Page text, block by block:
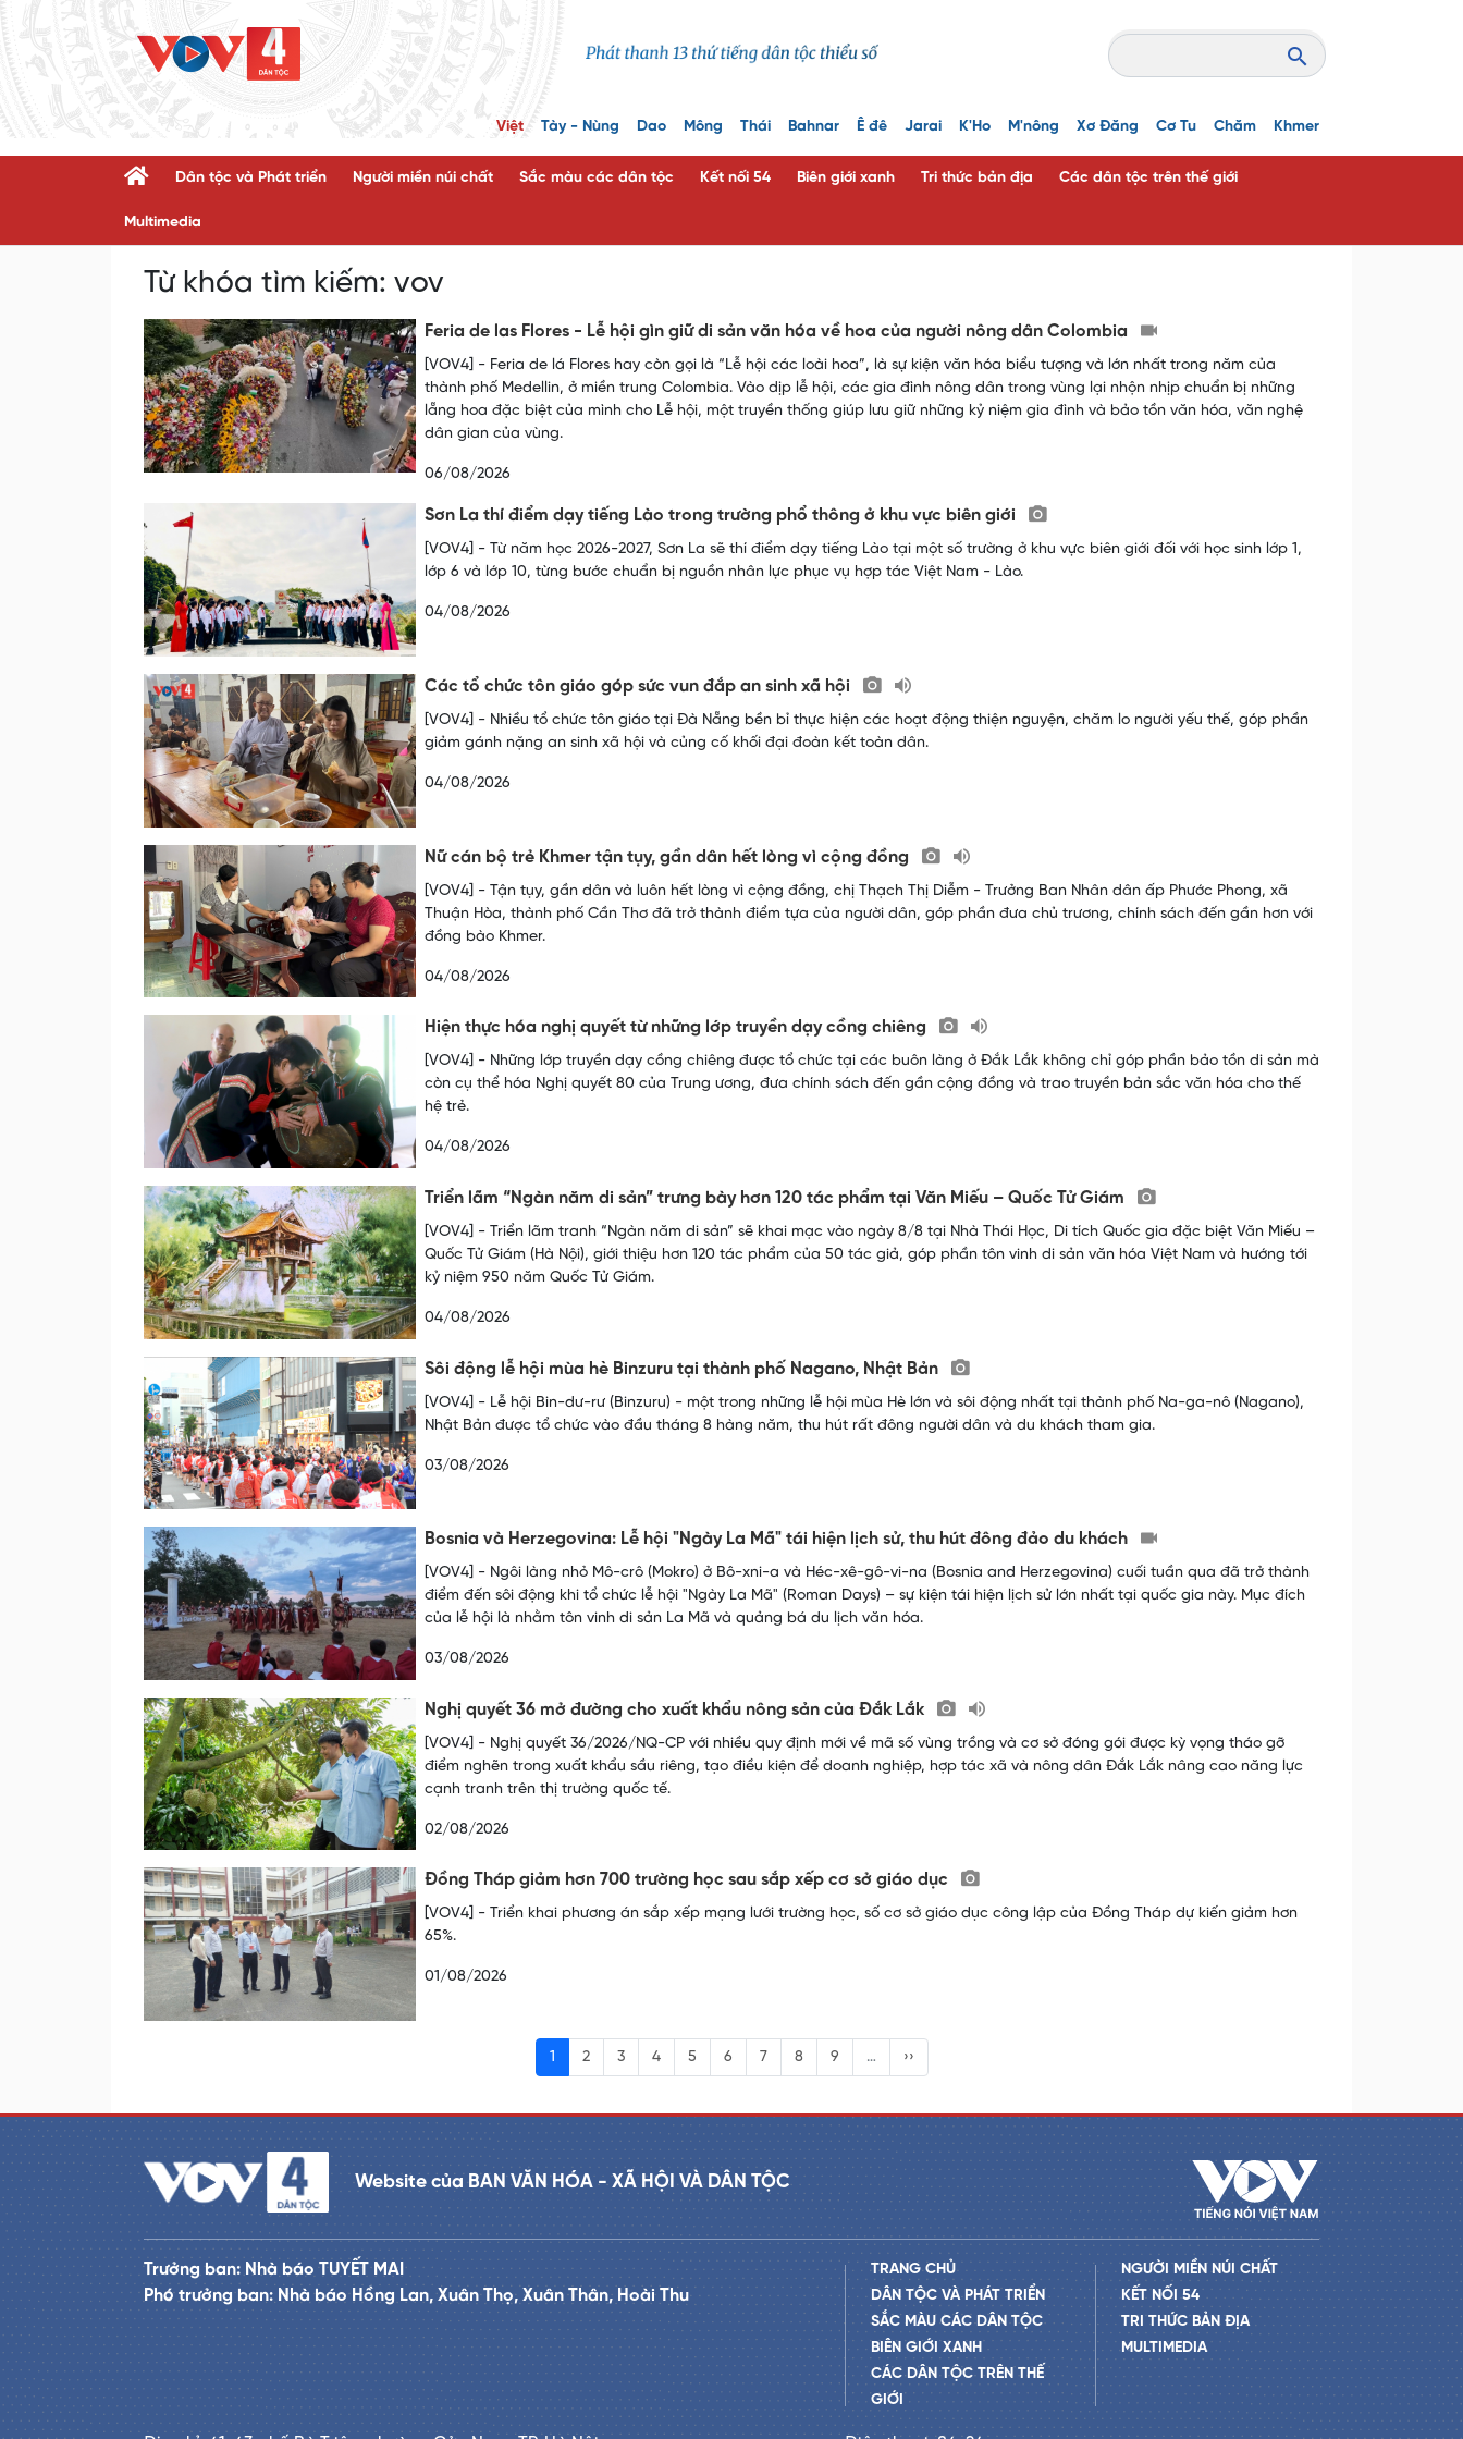
Việt Tày - Nùng Dao Mông Thái Bahnar Ê đê Jarai K'Ho M'nông Xơ Đăng Cơ Tu Chăm Khmer
Dân tộc và Phát triển Người miền núi chất Sắc màu các dân tộc Kết nối 54 Biên giới xanh Tri thức bản địa Các dân tộc trên thế giới
Multimedia
Từ khóa tìm kiếm: vov
Feria de las Flores - Lễ hội gìn giữ di sản văn hóa về hoa của người nông dân Colombia
[VOV4] - Feria de lá Flores hay còn gọi là “Lễ hội các loài hoa”, là sự kiện văn hóa biểu tượng và lớn nhất trong năm của
thành phố Medellin, ở miền trung Colombia. Vào dịp lễ hội, các gia đình nông dân trong vùng lại nhộn nhịp chuẩn bị những
lẵng hoa đặc biệt của mình cho Lễ hội, một truyền thống giúp lưu giữ những kỷ niệm gia đình và bảo tồn văn hóa, văn nghệ
dân gian của vùng.
06/08/2026
Sơn La thí điểm dạy tiếng Lào trong trường phổ thông ở khu vực biên giới
[VOV4] - Từ năm học 2026-2027, Sơn La sẽ thí điểm dạy tiếng Lào tại một số trường ở khu vực biên giới đối với học sinh lớp 1,
lớp 6 và lớp 10, từng bước chuẩn bị nguồn nhân lực phục vụ hợp tác Việt Nam - Lào.
04/08/2026
Các tổ chức tôn giáo góp sức vun đắp an sinh xã hội
[VOV4] - Nhiều tổ chức tôn giáo tại Đà Nẵng bền bỉ thực hiện các hoạt động thiện nguyện, chăm lo người yếu thế, góp phần
giảm gánh nặng an sinh xã hội và củng cố khối đại đoàn kết toàn dân.
04/08/2026
Nữ cán bộ trẻ Khmer tận tụy, gần dân hết lòng vì cộng đồng
[VOV4] - Tận tụy, gần dân và luôn hết lòng vì cộng đồng, chị Thạch Thị Diễm - Trưởng Ban Nhân dân ấp Phước Phong, xã
Thuận Hòa, thành phố Cần Thơ đã trở thành điểm tựa của người dân, góp phần đưa chủ trương, chính sách đến gần hơn với
đồng bào Khmer.
04/08/2026
Hiện thực hóa nghị quyết từ những lớp truyền dạy cồng chiêng
[VOV4] - Những lớp truyền dạy cồng chiêng được tổ chức tại các buôn làng ở Đắk Lắk không chỉ góp phần bảo tồn di sản mà
còn cụ thể hóa Nghị quyết 80 của Trung ương, đưa chính sách đến gần cộng đồng và trao truyền bản sắc văn hóa cho thế
hệ trẻ.
04/08/2026
Triển lãm “Ngàn năm di sản” trưng bày hơn 120 tác phẩm tại Văn Miếu – Quốc Tử Giám
[VOV4] - Triển lãm tranh “Ngàn năm di sản” sẽ khai mạc vào ngày 8/8 tại Nhà Thái Học, Di tích Quốc gia đặc biệt Văn Miếu –
Quốc Tử Giám (Hà Nội), giới thiệu hơn 120 tác phẩm của 50 tác giả, góp phần tôn vinh di sản văn hóa Việt Nam và hướng tới
kỷ niệm 950 năm Quốc Tử Giám.
04/08/2026
Sôi động lễ hội mùa hè Binzuru tại thành phố Nagano, Nhật Bản
[VOV4] - Lễ hội Bin-dư-rư (Binzuru) - một trong những lễ hội mùa Hè lớn và sôi động nhất tại thành phố Na-ga-nô (Nagano),
Nhật Bản được tổ chức vào đầu tháng 8 hàng năm, thu hút rất đông người dân và du khách tham gia.
03/08/2026
Bosnia và Herzegovina: Lễ hội "Ngày La Mã" tái hiện lịch sử, thu hút đông đảo du khách
[VOV4] - Ngôi làng nhỏ Mô-crô (Mokro) ở Bô-xni-a và Héc-xê-gô-vi-na (Bosnia and Herzegovina) cuối tuần qua đã trở thành
điểm đến sôi động khi tổ chức lễ hội "Ngày La Mã" (Roman Days) – sự kiện tái hiện lịch sử lớn nhất tại quốc gia này. Mục đích
của lễ hội là nhằm tôn vinh di sản La Mã và quảng bá du lịch văn hóa.
03/08/2026
Nghị quyết 36 mở đường cho xuất khẩu nông sản của Đắk Lắk
[VOV4] - Nghị quyết 36/2026/NQ-CP với nhiều quy định mới về mã số vùng trồng và cơ sở đóng gói được kỳ vọng tháo gỡ
điểm nghẽn trong xuất khẩu sầu riêng, tạo điều kiện để doanh nghiệp, hợp tác xã và nông dân Đắk Lắk nâng cao năng lực
cạnh tranh trên thị trường quốc tế.
02/08/2026
Đồng Tháp giảm hơn 700 trường học sau sắp xếp cơ sở giáo dục
[VOV4] - Triển khai phương án sắp xếp mạng lưới trường học, số cơ sở giáo dục công lập của Đồng Tháp dự kiến giảm hơn
65%.
01/08/2026
1 2 3 4 5 6 7 8 9 … ››
Website của BAN VĂN HÓA - XÃ HỘI VÀ DÂN TỘC
Trưởng ban: Nhà báo TUYẾT MAI
Phó trưởng ban: Nhà báo Hồng Lan, Xuân Thọ, Xuân Thân, Hoài Thu
TRANG CHỦ
DÂN TỘC VÀ PHÁT TRIỂN
SẮC MÀU CÁC DÂN TỘC
BIÊN GIỚI XANH
CÁC DÂN TỘC TRÊN THẾ
GIỚI
NGƯỜI MIỀN NÚI CHẤT
KẾT NỐI 54
TRI THỨC BẢN ĐỊA
MULTIMEDIA